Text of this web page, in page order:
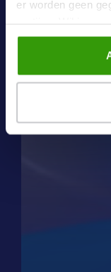
er worden geen
embedded
altijd jouw
onzecookiebeleid